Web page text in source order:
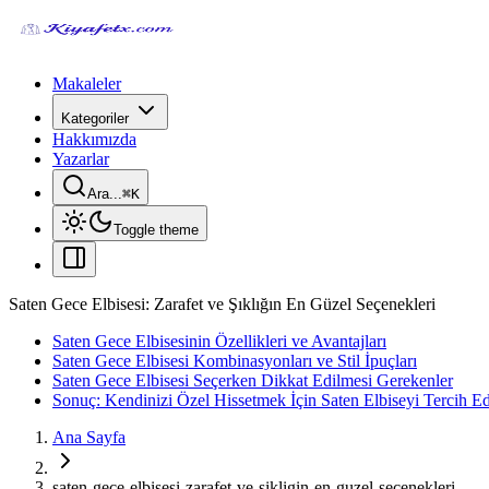
Makaleler
Kategoriler
Hakkımızda
Yazarlar
Ara...⌘K
Toggle theme
Saten Gece Elbisesi: Zarafet ve Şıklığın En Güzel Seçenekleri
Saten Gece Elbisesinin Özellikleri ve Avantajları
Saten Gece Elbisesi Kombinasyonları ve Stil İpuçları
Saten Gece Elbisesi Seçerken Dikkat Edilmesi Gerekenler
Sonuç: Kendinizi Özel Hissetmek İçin Saten Elbiseyi Tercih
Ana Sayfa